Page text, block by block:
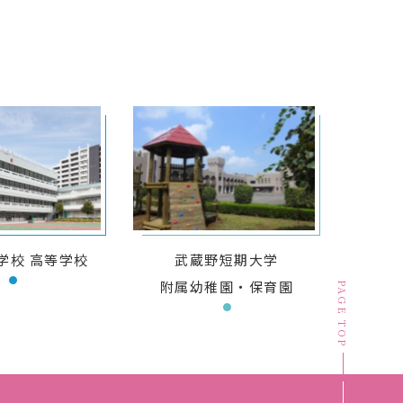
校 高等学校
武蔵野短期大学
附属幼稚園・保育園
PAGE TOP